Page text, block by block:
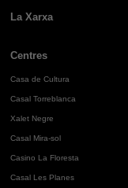
La Xarxa
Centres
Casa de Cultura
Casal Torreblanca
Xalet Negre
Casal Mira-sol
Casino La Floresta
Casal Les Planes